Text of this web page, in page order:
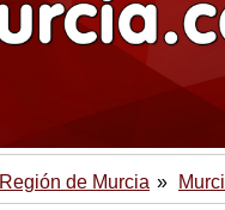
Región de Murcia